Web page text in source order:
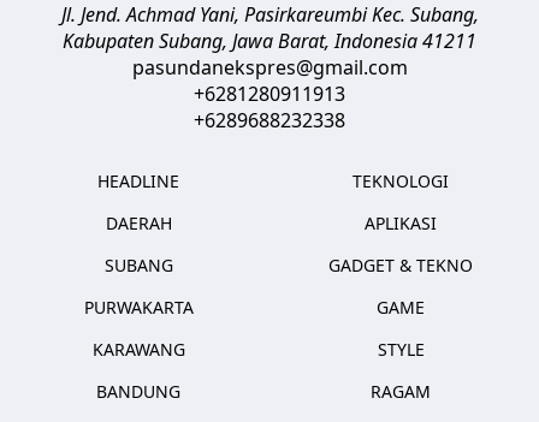
Jl. Jend. Achmad Yani, Pasirkareumbi Kec. Subang,
Kabupaten Subang, Jawa Barat,Indonesia41211
pasundanekspres@gmail.com
+6281280911913
+6289688232338
HEADLINE
DAERAH
SUBANG
PURWAKARTA
KARAWANG
BANDUNG
TEKNOLOGI
APLIKASI
GADGET & TEKNO
GAME
STYLE
RAGAM